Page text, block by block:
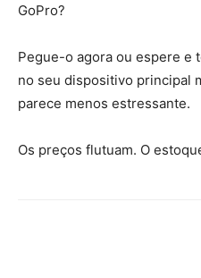
GoPro?
Pegue-o agora ou espere e
no seu dispositivo principal
parece menos estressante.
Os preços flutuam. O